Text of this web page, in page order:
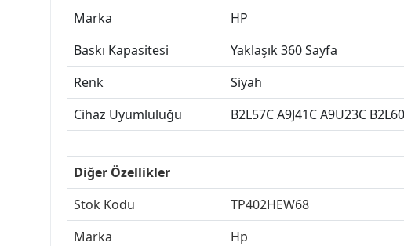
Marka
HP
Baskı Kapasitesi
Yaklaşık 360 Sayfa
Renk
Siyah
Cihaz Uyumluluğu
B2L57C A9J41C A9U23C
Diğer Özellikler
Stok Kodu
TP402HEW68
Marka
Hp